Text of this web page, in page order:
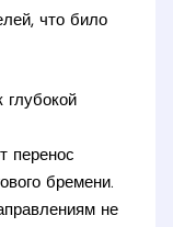
что било
глубокой
перенос
бремени.
не